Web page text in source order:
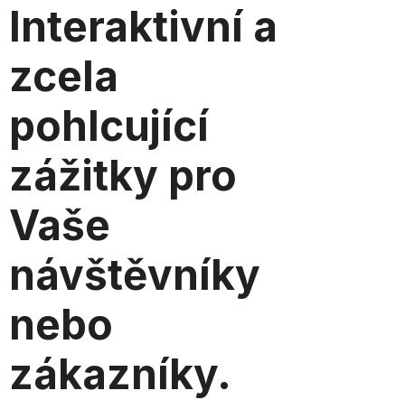
Interaktivní a
zcela
pohlcující
zážitky pro
Vaše
návštěvníky
nebo
zákazníky.